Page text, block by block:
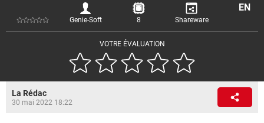
VOTRE ÉVALUATION
Genie-Soft 8 Shareware
EN
La Rédac
30 mai 2022 18:22